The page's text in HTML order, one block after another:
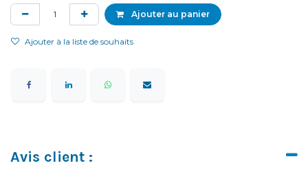
Ajouter au panier
Ajouter à la liste de souhaits
Avis client :